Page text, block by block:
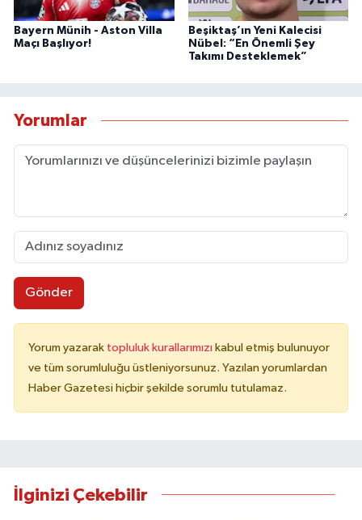
Bayern Münih - Aston Villa
Maçı Başlıyor!
Beşiktaş’ın Yeni Kalecisi
Nübel: “En Önemli Şey
Takımı Desteklemek”
Yorumlar
Gönder
Yorum yazarak topluluk kurallarımızı kabul etmiş bulunuyor
ve tüm sorumluluğu üstleniyorsunuz. Yazılan yorumlardan
Haber Gazetesi hiçbir şekilde sorumlu tutulamaz.
İlginizi Çekebilir